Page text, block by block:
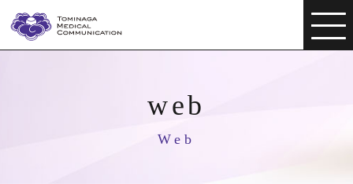
web
Web